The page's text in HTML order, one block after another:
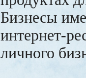
Бизнесы
интернет-
личного